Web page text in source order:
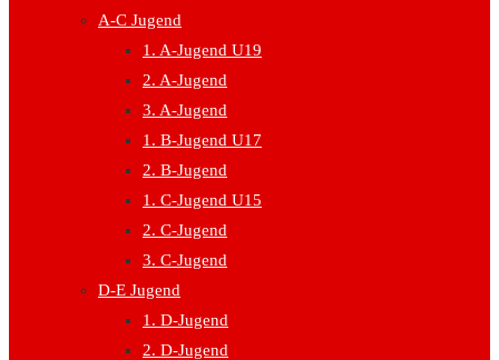
A-C Jugend
1. A-Jugend U19
2. A-Jugend
3. A-Jugend
1. B-Jugend U17
2. B-Jugend
1. C-Jugend U15
2. C-Jugend
3. C-Jugend
D-E Jugend
1. D-Jugend
2. D-Jugend